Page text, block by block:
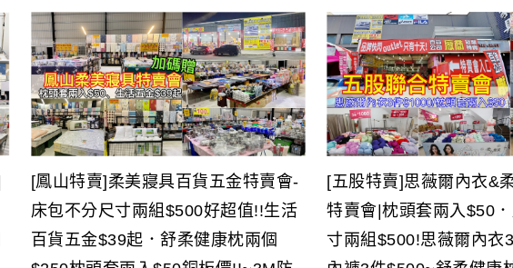
[鳳山特賣]柔美寢具百貨五金特賣會-
床包不分尺寸兩組$500好超值!!生活
百貨五金$39起．舒柔健康枕兩個
[五股特賣]思薇爾內衣&
特賣會|枕頭套兩入$50
寸兩組$500!思薇爾內衣